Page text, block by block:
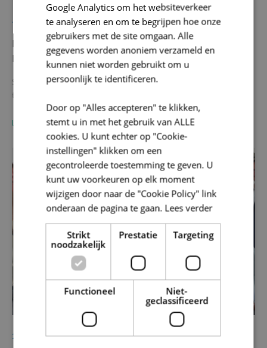
17/12/2024
Hernieuwbare energie: kansen voor jouw
landbouwbedrijf
Samen werken aan een duurzame en economisch rendabele
toekomst, ook voor jouw landbouwbedrijf
LEES MEER
Energie
25/06/2024
Google Analytics om het websiteverkeer
te analyseren en om te begrijpen hoe onze
gebruikers met de site omgaan. Alle
gegevens worden anoniem verzameld en
kunnen niet worden gebruikt om u
persoonlijk te identificeren.
Door op "Alles accepteren" te klikken,
stemt u in met het gebruik van ALLE
cookies. U kunt echter op "Cookie-
instellingen" klikken om een
gecontroleerde toestemming te geven. U
kunt uw voorkeuren op elk moment
wijzigen door naar de "Cookie Policy" link
onderaan de pagina te gaan. Lees verder
Strikt
noodzakelijk
Prestatie Targeting
Functioneel
Niet-
geclassificeerd